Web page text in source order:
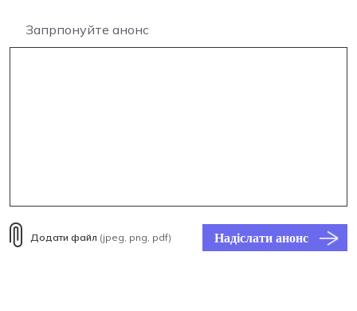
Запрпонуйте анонс
Додати файл (jpeg, png, pdf) Надіслати анонс